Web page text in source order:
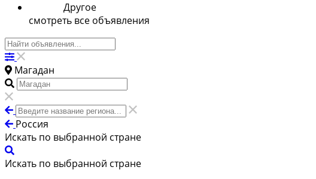
Другое
смотреть все объявления
Магадан
Россия
Искать по выбранной стране
Искать по выбранной стране